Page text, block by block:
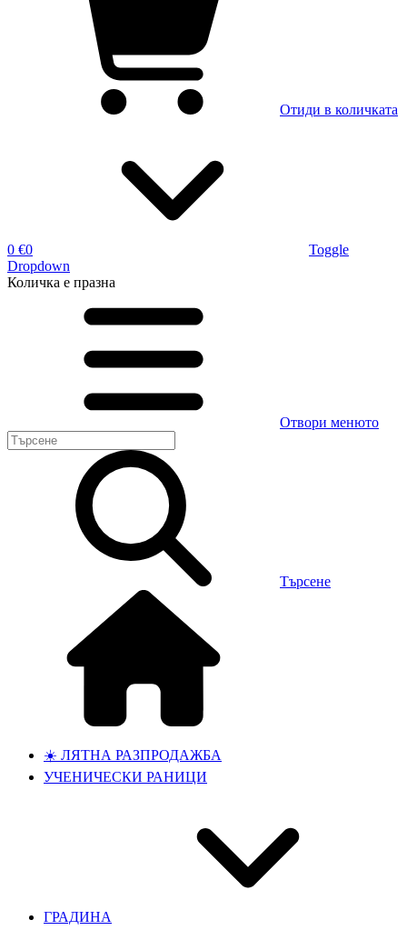
Отиди в количката
0 €0
Toggle
Dropdown
Количка е празна
Отвори менюто
Търсене
☀️ ЛЯТНА РАЗПРОДАЖБА
УЧЕНИЧЕСКИ РАНИЦИ
ГРАДИНА